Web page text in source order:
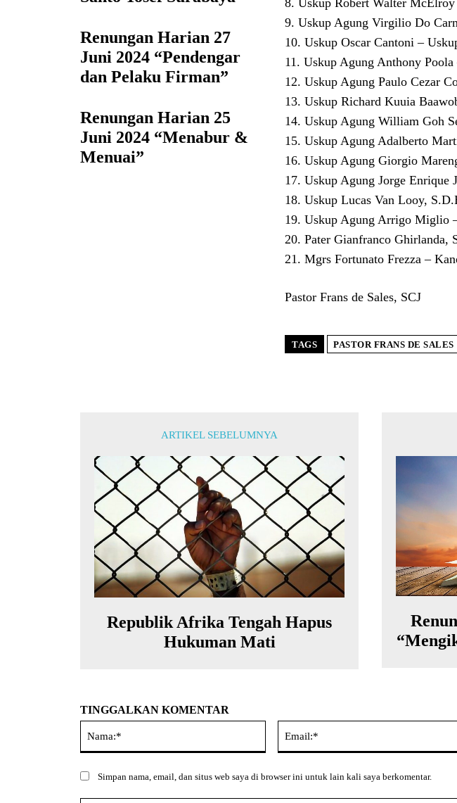
Renungan Harian 27
Juni 2024 “Pendengar
dan Pelaku Firman”
Renungan Harian 25
Juni 2024 “Menabur &
Menuai”
8. Uskup Robert Walter
9. Uskup Agung Virgilio Do
10. Uskup Oscar Cantoni –
11. Uskup Agung Anthony
12. Uskup Agung Paulo Cezar
13. Uskup Richard Kuuia
14. Uskup Agung William Goh
15. Uskup Agung Adalberto
16. Uskup Agung Giorgio
17. Uskup Agung Jorge Enrique
18. Uskup Lucas Van Looy,
19. Uskup Agung Arrigo Miglio
20. Pater Gianfranco Ghirlanda,
21. Mgrs Fortunato Frezza –
Pastor Frans de Sales, SCJ
TAGS PASTOR FRANS DE SALES
ARTIKEL SEBELUMNYA
Republik Afrika Tengah Hapus
Hukuman Mati
TINGGALKAN KOMENTAR
Simpan nama, email, dan situs web saya di browser ini untuk lain kali saya berkomentar.